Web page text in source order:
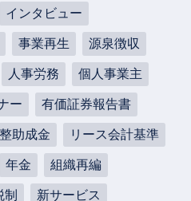
インタビュー
事業再生 源泉徴収
人事労務 個人事業主
ー 有価証券報告書
助成金 リース会計基準
年金 組織再編
新サービス